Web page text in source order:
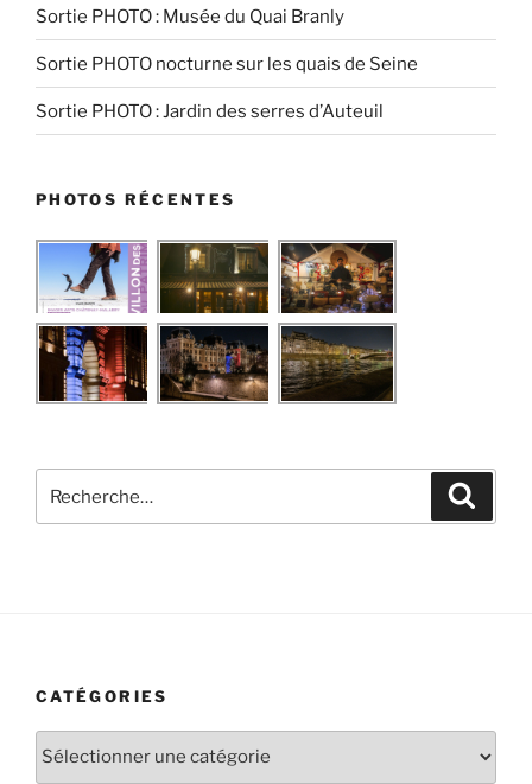
Sortie PHOTO : Musée du Quai Branly
Sortie PHOTO nocturne sur les quais de Seine
Sortie PHOTO : Jardin des serres d’Auteuil
PHOTOS RÉCENTES
pour
CATÉGORIES
Catégories